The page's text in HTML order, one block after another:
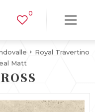
0
Royal Travertino
Matt